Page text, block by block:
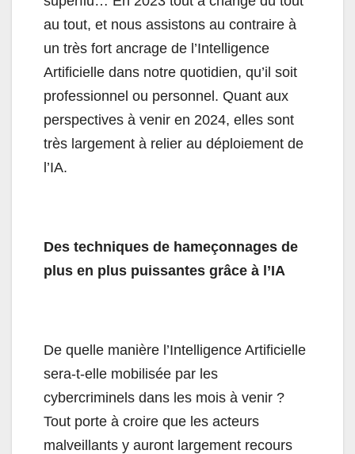
au tout, et nous assistons au contraire à
un très fort ancrage de l’Intelligence
Artificielle dans notre quotidien, qu’il soit
professionnel ou personnel. Quant aux
perspectives à venir en 2024, elles sont
très largement à relier au déploiement de
l’IA.
Des techniques de hameçonnages de
plus en plus puissantes grâce à l’IA
De quelle manière l’Intelligence Artificielle
sera-t-elle mobilisée par les
cybercriminels dans les mois à venir ?
Tout porte à croire que les acteurs
malveillants y auront largement recours